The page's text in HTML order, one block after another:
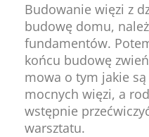
Budowanie więzi z
budowę domu,
fundamentów.
końcu budowę
mowa o tym jakie
mocnych więzi, a
wstępnie
warsztatu.